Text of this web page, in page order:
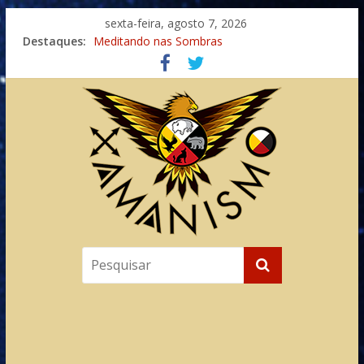
sexta-feira, agosto 7, 2026
Destaques: Meditando nas Sombras
Autosuficiência: A Jornada do Espírito Ancestral
Xamanismo Universal
Totens – Caminho Espiritual – Crescimento
Imaginação na Cura